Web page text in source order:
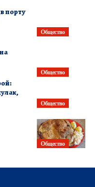
Общество
порту
Общество
Общество
Общество